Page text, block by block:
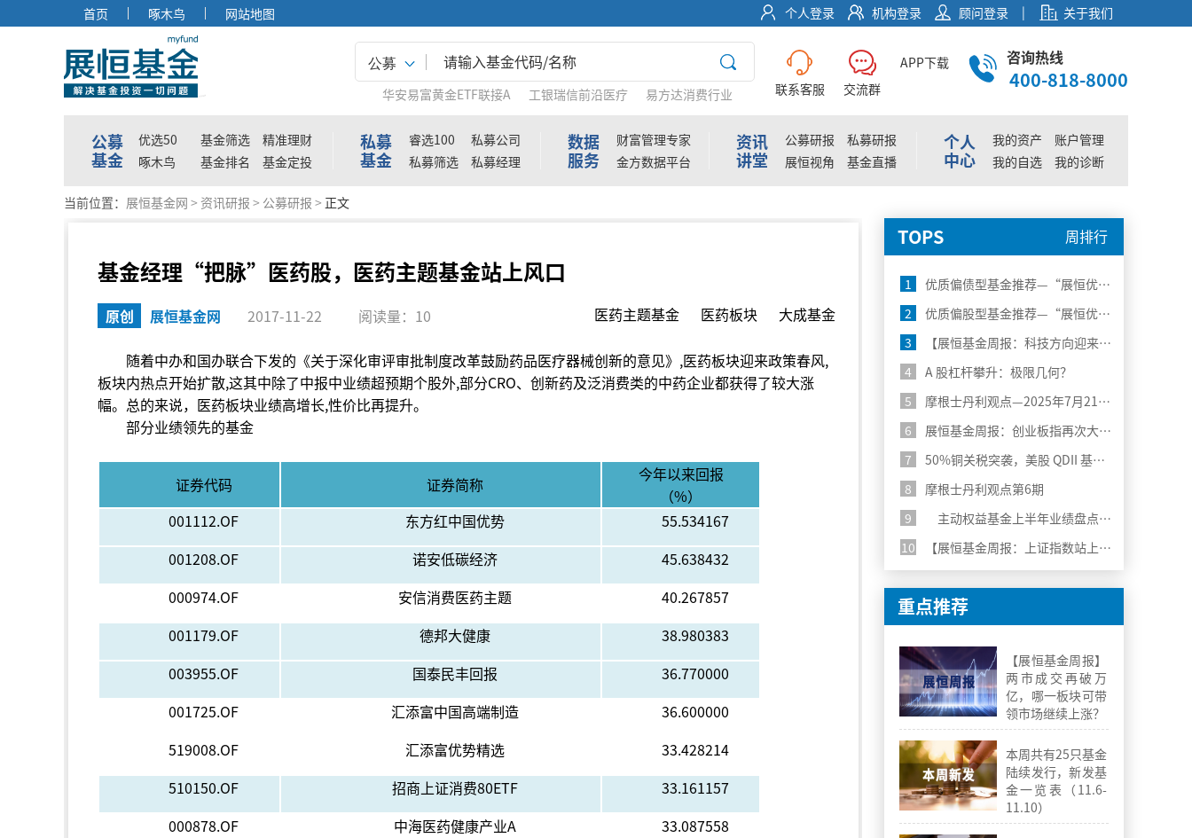
首页 啄木鸟 网站地图 个人登录 机构登录 顾问登录 | 关于我们
公募
华安易富黄金ETF联接A 工银瑞信前沿医疗 易方达消费行业 联系客服 交流群
APP下载 咨询热线
400-818-8000
公募
基金
优选50 基金筛选
精准理财
啄木鸟
基金排名 基金定投
私募
基金
睿选100
私募公司
私募筛选
私募经理
数据
服务
财富管理专家
金方数据平台
资讯
讲堂
公募研报
私募研报
展恒视角
基金直播
个人
中心
我的资产
账户管理
我的自选
我的诊断
当前位置： 展恒基金网 > 资讯研报 > 公募研报 > 正文
基金经理“把脉”医药股，医药主题基金站上风口
原创 展恒基金网 2017-11-22 阅读量：10 医药主题基金 医药板块 大成基金
随着中办和国办联合下发的《关于深化审评审批制度改革鼓励药品医疗器械创新的意见》,医药板块迎来政策春风,
板块内热点开始扩散,这其中除了中报中业绩超预期个股外,部分CRO、创新药及泛消费类的中药企业都获得了较大涨
幅。总的来说，医药板块业绩高增长,性价比再提升。
部分业绩领先的基金
证券代码 证券简称
今年以来回报
（%）
001112.OF
东方红中国优势
55.534167
001208.OF
诺安低碳经济
45.638432
000974.OF
安信消费医药主题
40.267857
001179.OF
德邦大健康
38.980383
003955.OF
国泰民丰回报
36.770000
001725.OF
汇添富中国高端制造
36.600000
519008.OF
汇添富优势精选
33.428214
510150.OF
招商上证消费80ETF
33.161157
000878.OF
中海医药健康产业A
33.087558
TOPS 周排行
1
优质偏债型基金推荐—“展恒优选50”8月榜单
2
优质偏股型基金推荐—“展恒优选50”8月榜单
3
【展恒基金周报：科技方向迎来大涨，下一步关注什么？】
4
A 股杠杆攀升：极限几何？
5
摩根士丹利观点—2025年7月21日第7期
6
展恒基金周报：创业板指再次大涨超3%，继续关注科技行业
7
50%铜关税突袭，美股 QDII 基金风险警报拉响
8
摩根士丹利观点第6期
9
主动权益基金上半年业绩盘点：分化中寻找机遇
10
【展恒基金周报：上证指数站上3500，科技行业持续走强】
重点推荐
【展恒基金周报】
两市成交再破万
亿，哪一板块可带
领市场继续上涨？
本周共有25只基金
陆续发行，新发基
金一览表（11.6-
11.10）